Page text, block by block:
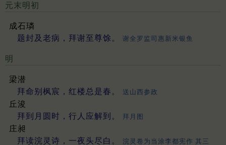
元末明初
成石璘
题封及老病，拜谢至尊馀。
谢全罗监司惠新米银鱼
明
梁潜
拜命别枫宸，红楼总是春。
送山西参政
丘浚
拜到月圆时，行人应解到。
拜月图
庄昶
拜读浣灵诗，一夜头尽白。
浣灵卷为当涂李都宪作 其三